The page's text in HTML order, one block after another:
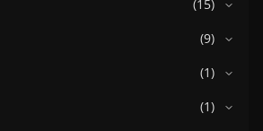
(15)
(9)
(1)
(1)